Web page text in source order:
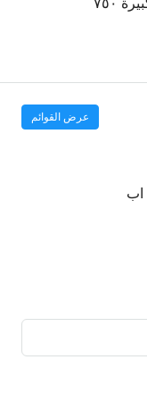
٧٥٠
عرض القوائم
اب